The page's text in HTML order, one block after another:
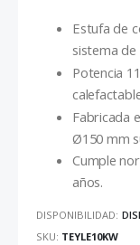
Estufa de
sistema
Potencia
Fabricada
Ø150 mm
Cumple
años.
DISPONIBILIDAD:
SKU TEYLE10KW